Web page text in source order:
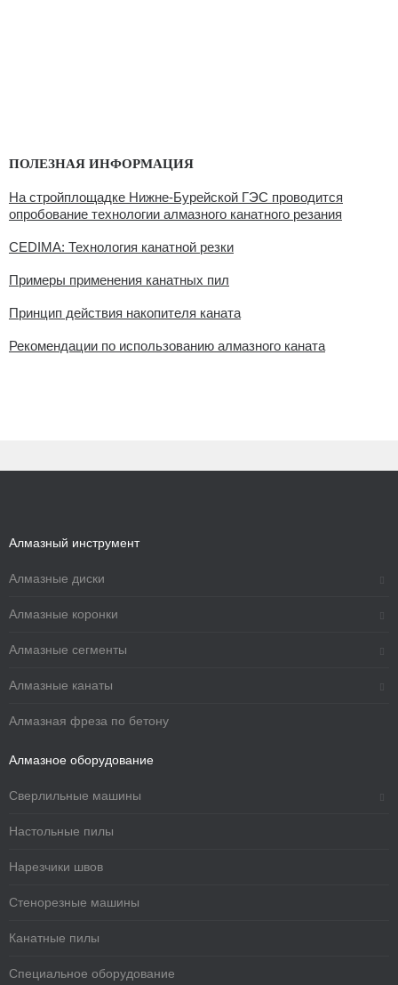
ПОЛЕЗНАЯ ИНФОРМАЦИЯ
На стройплощадке Нижне-Бурейской ГЭС проводится
опробование технологии алмазного канатного резания
CEDIMA: Технология канатной резки
Примеры применения канатных пил
Принцип действия накопителя каната
Рекомендации по использованию алмазного каната
Алмазный инструмент
Алмазные диски
Алмазные коронки
Алмазные сегменты
Алмазные канаты
Алмазная фреза по бетону
Алмазное оборудование
Сверлильные машины
Настольные пилы
Нарезчики швов
Стенорезные машины
Канатные пилы
Специальное оборудование